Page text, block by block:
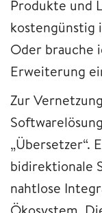
Produkte und
kostengünstig
Oder brauche
Erweiterung
Zur
„Übersetzer“.
bidirektionale
nahtlose